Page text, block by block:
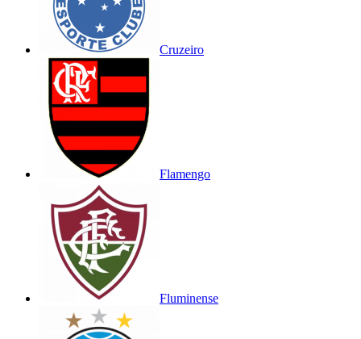
Cruzeiro
Flamengo
Fluminense